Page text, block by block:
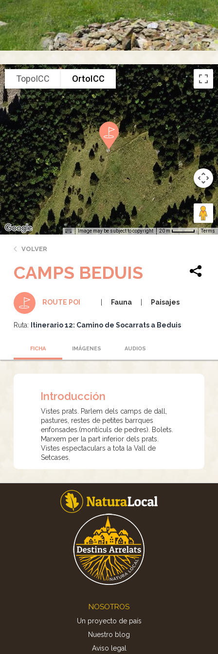
TopoICC OrtoICC
Image may be subject to copyright 20 m Terms
VOLVER
CAMPS BEDUIS
ROUTE POI Fauna Paisajes
Ruta: Itinerario 12: Camino de Socarrats a Beduis
FICHA IMÁGENES AUDIOS
Introducción
Vistes prats. Parlem dels camps de dall,
pastures, restes de petites barrques
enfonsades.(montículs de pedres). Bolets.
Marxem per la part inferior dels prats.
Vistes espectaculars a tota la Vall de
Setcases.
NOSOTROS
Un proyecto de país
Nuestro blog
Aviso legal